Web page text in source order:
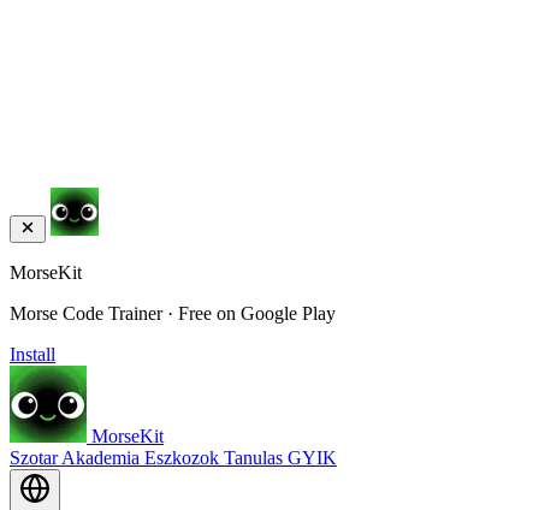
MorseKit
Morse Code Trainer · Free on Google Play
Install
MorseKit
SzotarAkademia Eszkozok Tanulas GYIK